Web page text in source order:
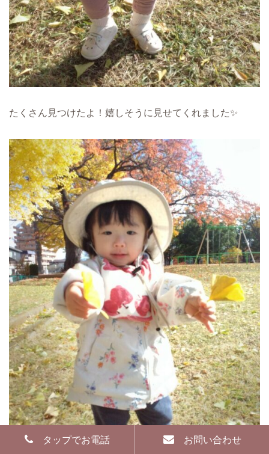
たくさん見つけたよ！嬉しそうに見せてくれました✨
タップでお電話 お問い合わせ